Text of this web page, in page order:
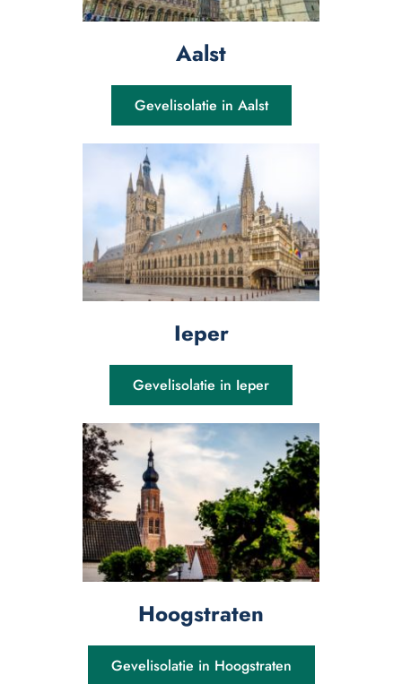
Aalst
Gevelisolatie in Aalst
Ieper
Gevelisolatie in Ieper
Hoogstraten
Gevelisolatie in Hoogstraten